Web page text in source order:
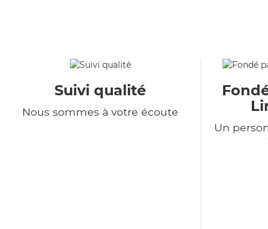
Suivi qualité
Nous sommes à votre écoute
Un